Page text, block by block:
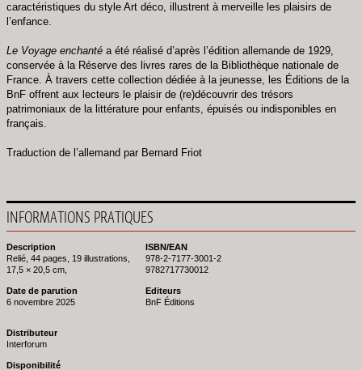
caractéristiques du style Art déco, illustrent à merveille les plaisirs de
l’enfance.
Le Voyage enchanté a été réalisé d’après l’édition allemande de 1929,
conservée à la Réserve des livres rares de la Bibliothèque nationale de
France. À travers cette collection dédiée à la jeunesse, les Éditions de la
BnF offrent aux lecteurs le plaisir de (re)découvrir des trésors
patrimoniaux de la littérature pour enfants, épuisés ou indisponibles en
français.
Traduction de l’allemand par Bernard Friot
INFORMATIONS PRATIQUES
Description
Relié, 44 pages, 19 illustrations,
17,5 × 20,5 cm,
Date de parution
6 novembre 2025
ISBN/EAN
978-2-7177-3001-2
9782717730012
Editeurs
BnF Éditions
Distributeur
Interforum
Disponibilité